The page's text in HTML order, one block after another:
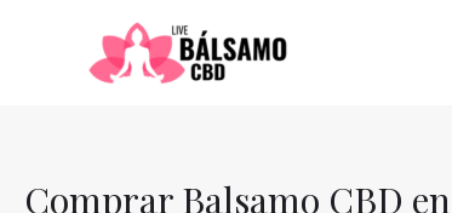
Comprar Balsamo CBD